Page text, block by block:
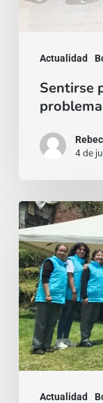
Actualidad
Sentirse
4 de
Actualidad
Quien
se
da,
crece:
Misión
con
rostro
joven